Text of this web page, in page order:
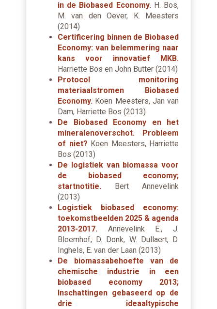
in de Biobased Economy.H. Bos,
M. van den Oever, K. Meesters
(2014)
Certificering binnen de Biobased
Economy: van belemmering naar
kans voor innovatief MKB.
Harriette Bos en John Butter (2014)
Protocol monitoring
materiaalstromen Biobased
Economy. Koen Meesters, Jan van
Dam, Harriette Bos (2013)
De Biobased Economy en het
mineralenoverschot. Probleem
of niet? Koen Meesters, Harriette
Bos (2013)
De logistiek van biomassa voor
de biobased economy;
startnotitie. Bert Annevelink
(2013)
Logistiek biobased economy:
toekomstbeelden 2025 & agenda
2013-2017. Annevelink E., J.
Bloemhof, D. Donk, W. Dullaert, D.
Inghels, E. van der Laan (2013)
De biomassabehoefte van de
chemische industrie in een
biobased economy 2013;
Inschattingen gebaseerd op de
drie ideaaltypische